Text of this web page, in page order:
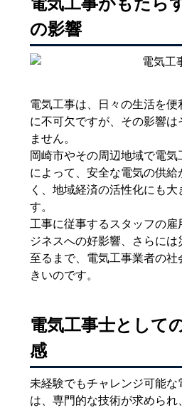
の影響
電気工事は、日々の生活を
に不可欠ですが、その影響は
ません。
岡崎市やその周辺地域で電気
によって、安全な電気の供
く、地域経済の活性化にも大
す。
工事に従事するスタッフの
ジネスへの好影響、さらに
至るまで、電気工事業者の社
きいのです。
電気工事士として
感
未経験でもチャレンジ可能な
は、専門的な技術が求めら